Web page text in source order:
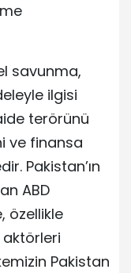
savunma,
ilgisi
terörünü
ve finansa
Pakistan’ın
ABD
özellikle
aktörleri
Pakistan